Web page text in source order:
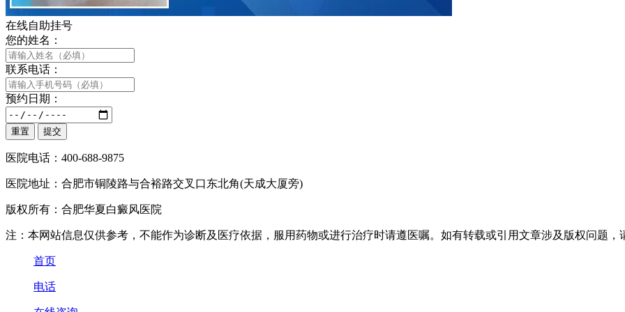
在线自助挂号
您的姓名：
联系电话：
预约日期：
医院电话：400-688-9875
医院地址：合肥市铜陵路与合裕路交叉口东北角(天成大厦旁)
版权所有：合肥华夏白癜风医院
注：本网站信息仅供参考，不能作为诊断及医疗依据，服用药物或进行治疗时请遵医嘱。如有转载或引用文章涉及版权问题，
首页
电话